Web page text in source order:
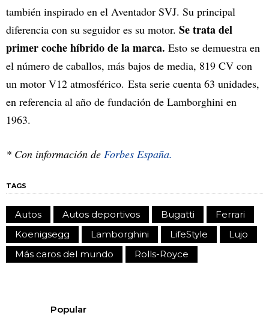
también inspirado en el Aventador SVJ. Su principal
diferencia con su seguidor es su motor. Se trata del
primer coche híbrido de la marca. Esto se demuestra en
el número de caballos, más bajos de media, 819 CV con
un motor V12 atmosférico. Esta serie cuenta 63 unidades,
en referencia al año de fundación de Lamborghini en
1963.
* Con información de Forbes España.
TAGS
Autos Autos deportivos Bugatti
Ferrari
Koenigsegg
Lamborghini LifeStyle
Lujo
Más caros del mundo
Rolls-Royce
Popular